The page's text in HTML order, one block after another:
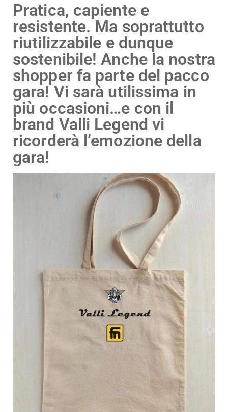
Pratica, capiente e
resistente. Ma soprattutto
riutilizzabile e dunque
sostenibile! Anche la nostra
shopper fa parte del pacco
gara! Vi sarà utilissima in
più occasioni…e con il
brand Valli Legend vi
ricorderà l’emozione della
gara!